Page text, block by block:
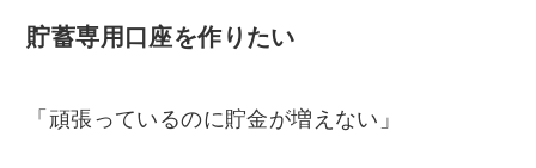
貯蓄専用口座を作りたい
「頑張っているのに貯金が増えない」